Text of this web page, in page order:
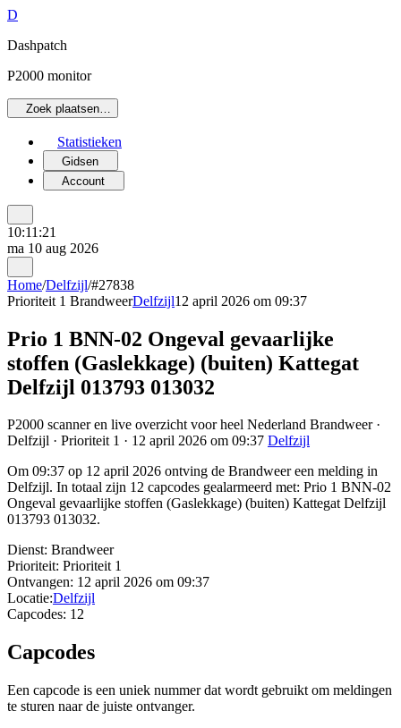
D
Dashpatch
P2000 monitor
Zoek plaatsen…
Statistieken
Gidsen
Account
10:11:21
ma 10 aug 2026
Home/Delfzijl/#27838
Prioriteit 1 BrandweerDelfzijl12 april 2026 om 09:37
Prio 1 BNN-02 Ongeval gevaarlijke
stoffen (Gaslekkage) (buiten) Kattegat
Delfzijl 013793 013032
P2000 scanner en live overzicht voor heel Nederland Brandweer ·
Delfzijl · Prioriteit 1 · 12 april 2026 om 09:37 Delfzijl
Om 09:37 op 12 april 2026 ontving de Brandweer een melding in
Delfzijl. In totaal zijn 12 capcodes gealarmeerd met: Prio 1 BNN-02
Ongeval gevaarlijke stoffen (Gaslekkage) (buiten) Kattegat Delfzijl
013793 013032.
Dienst: Brandweer
Prioriteit: Prioriteit 1
Ontvangen: 12 april 2026 om 09:37
Locatie:Delfzijl
Capcodes: 12
Capcodes
Een capcode is een uniek nummer dat wordt gebruikt om meldingen
te sturen naar de juiste ontvanger.